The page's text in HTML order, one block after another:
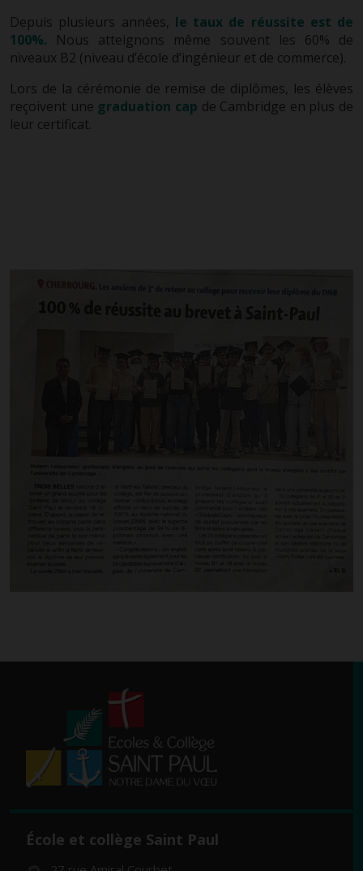
Depuis plusieurs années, le taux de réussite est de
100%. Nous atteignons même souvent les 60% de
niveaux B2 (niveau d’école d’ingénieur et de commerce).
Lors de la cérémonie de remise de diplômes, les élèves
reçoivent une graduation cap de Cambridge en plus de
leur certificat.
École et collège Saint Paul